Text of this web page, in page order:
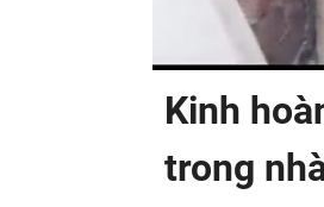
Kinh
trong